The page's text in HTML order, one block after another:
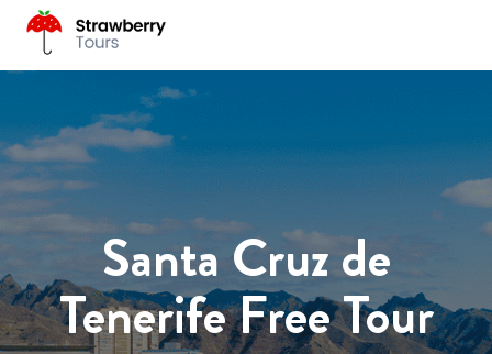
Santa Cruz de
Tenerife Free Tour